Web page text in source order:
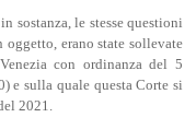
sostanza, le stesse questioni
erano state sollevate
con ordinanza del 5
e sulla quale questa Corte si
2021.